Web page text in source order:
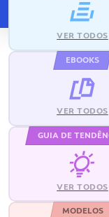
VER TODOS
EBOOKS
VER TODOS
GUIA DE
VER TODOS
MODELOS